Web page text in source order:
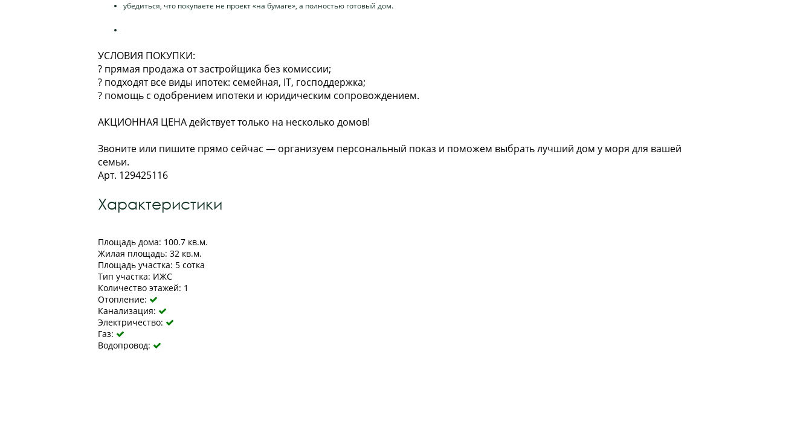
убедиться, что покупаете не проект «на бумаге», а полностью готовый дом.
УСЛОВИЯ ПОКУПКИ:
? прямая продажа от застройщика без комиссии;
? подходят все виды ипотек: семейная, IТ, господдержка;
? помощь с одобрением ипотеки и юридическим сопровождением.
АКЦИОННАЯ ЦЕНА действует только на несколько домов!
Звоните или пишите прямо сейчас — организуем персональный показ и поможем выбрать лучший дом у моря для вашей
семьи.
Арт. 129425116
Характеристики
Площадь дома: 100.7 кв.м.
Жилая площадь: 32 кв.м.
Площадь участка: 5 сотка
Тип участка: ИЖС
Количество этажей: 1
Отопление: 
Канализация: 
Электричество: 
Газ: 
Водопровод: 